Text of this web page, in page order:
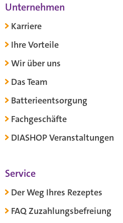
Unternehmen
Karriere
Ihre Vorteile
Wir über uns
Das Team
Batterieentsorgung
Fachgeschäfte
DIASHOP Veranstaltungen
Service
Der Weg Ihres Rezeptes
FAQ Zuzahlungsbefreiung